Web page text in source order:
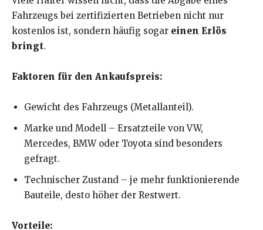
Fahrzeugs bei zertifizierten Betrieben nicht nur
kostenlos ist, sondern häufig sogar einen Erlös
bringt.
Faktoren für den Ankaufspreis:
Gewicht des Fahrzeugs (Metallanteil).
Marke und Modell – Ersatzteile von VW,
Mercedes, BMW oder Toyota sind besonders
gefragt.
Technischer Zustand – je mehr funktionierende
Bauteile, desto höher der Restwert.
Vorteile: